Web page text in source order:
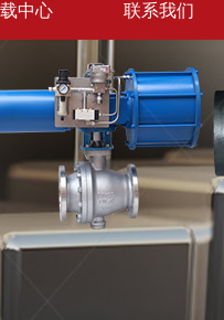
中心 联系我们